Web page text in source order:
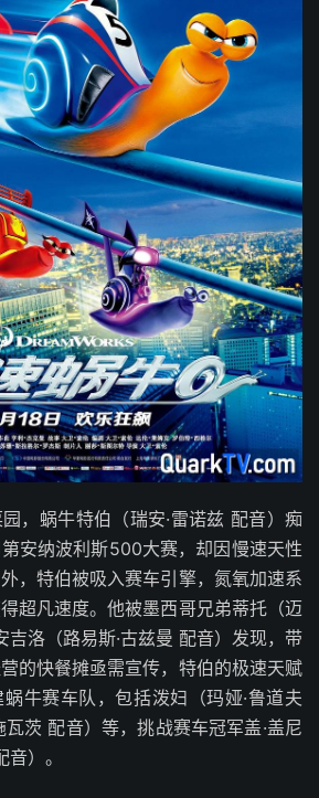
，蜗牛特伯（瑞安·雷诺兹 配音）痴
安纳波利斯500大赛，却因慢速天性
，特伯被吸入赛车引擎，氮氧加速系
超凡速度。他被墨西哥兄弟蒂托（迈
吉洛（路易斯·古兹曼 配音）发现，带
的快餐摊亟需宣传，特伯的极速天赋
牛赛车队，包括泼妇（玛娅·鲁道夫
瓦茨 配音）等，挑战赛车冠军盖·盖尼
）。